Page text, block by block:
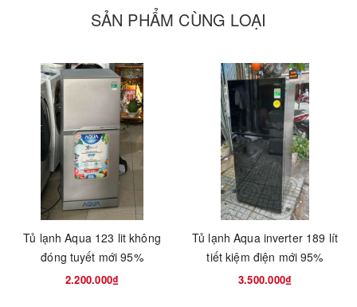
SẢN PHẨM CÙNG LOẠI
Tủ lạnh Aqua 123 lit không
đóng tuyết mới 95%
2.200.000₫
Tủ lạnh Aqua inverter 189 lít
tiết kiệm điện mới 95%
3.500.000₫